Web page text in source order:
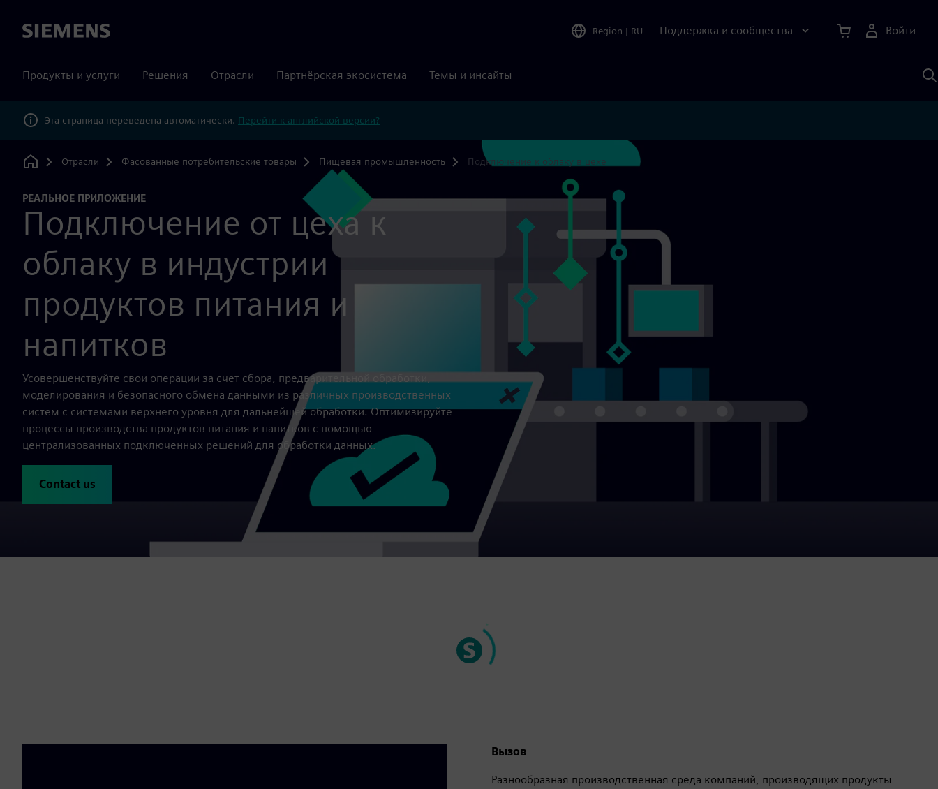
Siemens Region | RU Поддержка и сообщества Войти
Продукты и услуги Решения Отрасли Партнёрская экосистема Темы и инсайты
Эта страница переведена автоматически. Перейти к английской версии?
Home
Отрасли Фасованные потребительские товары Пищевая промышленность Подключение к облаку в цехе
РЕАЛЬНОЕ ПРИЛОЖЕНИЕ
Подключение от цеха к
облаку в индустрии
продуктов питания и
напитков
Усовершенствуйте свои операции за счет сбора, предварительной обработки,
моделирования и безопасного обмена данными из различных производственных
систем с системами верхнего уровня для дальнейшей обработки. Оптимизируйте
процессы производства продуктов питания и напитков с помощью
централизованных подключенных решений для обработки данных.
Contact us
Вызов
Разнообразная производственная среда компаний, производящих продукты